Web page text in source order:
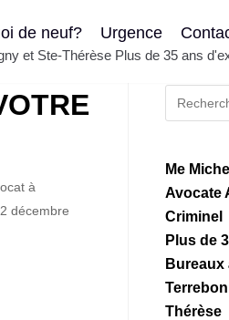
et Ste-Thérèse Plus de 35 ans
de neuf? Urgence
à
2 décembre
Me
Avocate
Criminel
Plus de
Bureaux
Thérèse